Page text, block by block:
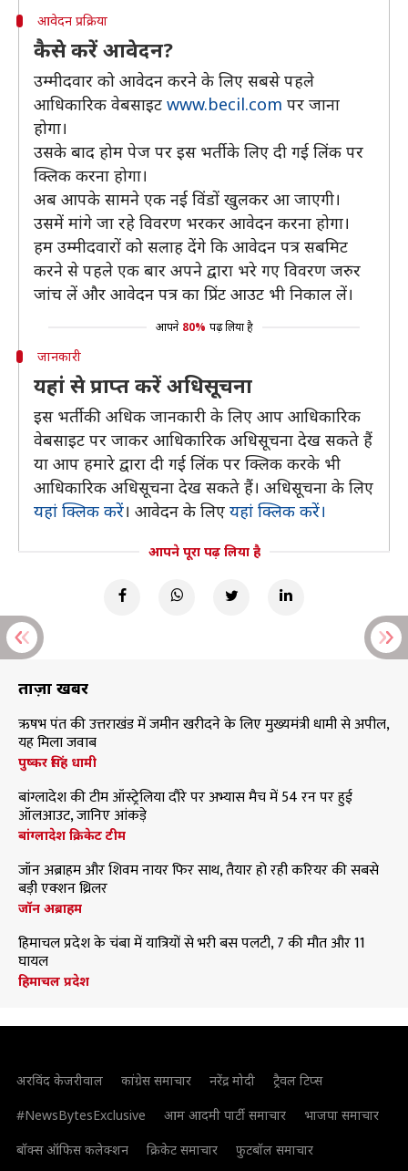
आवेदन प्रक्रिया
कैसे करें आवेदन?
उम्मीदवार को आवेदन करने के लिए सबसे पहले
आधिकारिक वेबसाइट www.becil.com पर जाना
होगा।
उसके बाद होम पेज पर इस भर्ती के लिए दी गई लिंक पर
क्लिक करना होगा।
अब आपके सामने एक नई विंडों खुलकर आ जाएगी।
उसमें मांगे जा रहे विवरण भरकर आवेदन करना होगा।
हम उम्मीदवारों को सलाह देंगे कि आवेदन पत्र सबमिट
करने से पहले एक बार अपने द्वारा भरे गए विवरण जरुर
जांच लें और आवेदन पत्र का प्रिंट आउट भी निकाल लें।
आपने 80% पढ़ लिया है
जानकारी
यहां से प्राप्त करें अधिसूचना
इस भर्ती की अधिक जानकारी के लिए आप आधिकारिक
वेबसाइट पर जाकर आधिकारिक अधिसूचना देख सकते हैं
या आप हमारे द्वारा दी गई लिंक पर क्लिक करके भी
आधिकारिक अधिसूचना देख सकते हैं। अधिसूचना के लिए
यहां क्लिक करें। आवेदन के लिए यहां क्लिक करें।
आपने पूरा पढ़ लिया है
ताज़ा खबरें
ऋषभ पंत की उत्तराखंड में जमीन खरीदने के लिए मुख्यमंत्री धामी से अपील,
यह मिला जवाब
पुष्कर सिंह धामी
बांग्लादेश की टीम ऑस्ट्रेलिया दौरे पर अभ्यास मैच में 54 रन पर हुई
ऑलआउट, जानिए आंकड़े
बांग्लादेश क्रिकेट टीम
जॉन अब्राहम और शिवम नायर फिर साथ, तैयार हो रही करियर की सबसे
बड़ी एक्शन थ्रिलर
जॉन अब्राहम
हिमाचल प्रदेश के चंबा में यात्रियों से भरी बस पलटी, 7 की मौत और 11
घायल
हिमाचल प्रदेश
अरविंद केजरीवाल कांग्रेस समाचार नरेंद्र मोदी
ट्रैवल टिप्स
#NewsBytesExclusive
आम आदमी पार्टी समाचार
भाजपा समाचार
बॉक्स ऑफिस कलेक्शन
क्रिकेट समाचार फुटबॉल समाचार